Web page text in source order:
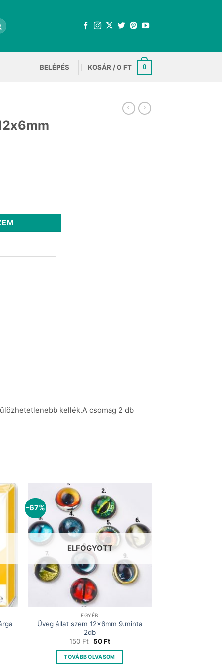
BELÉPÉS KOSÁR /0 FT 0
kellék.A csomag 2 db
-67%
ELFOGYOTT
EGYÉB
Üveg állat szem 12x6mm 9.minta
2db
150Ft Original
was:
150 Ft.
50FtCurrent
is:
50 Ft.
TOVÁBB OLVASOM